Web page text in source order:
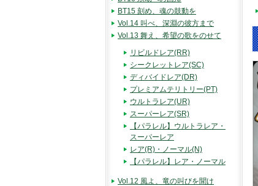
BT15 刻め、魂の鼓動を
Vol.14 叫べ、深淵の彼方まで
Vol.13 舞え、希望の歌をのせて
リビルドレア(RR)
シークレットレア(SC)
ディバイドレア(DR)
プレミアムテリトリー(PT)
ウルトラレア(UR)
スーパーレア(SR)
【パラレル】ウルトラレア・
スーパーレア
レア(R)・ノーマル(N)
【パラレル】レア・ノーマル
Vol.12 風よ、竜の叫びを聞け